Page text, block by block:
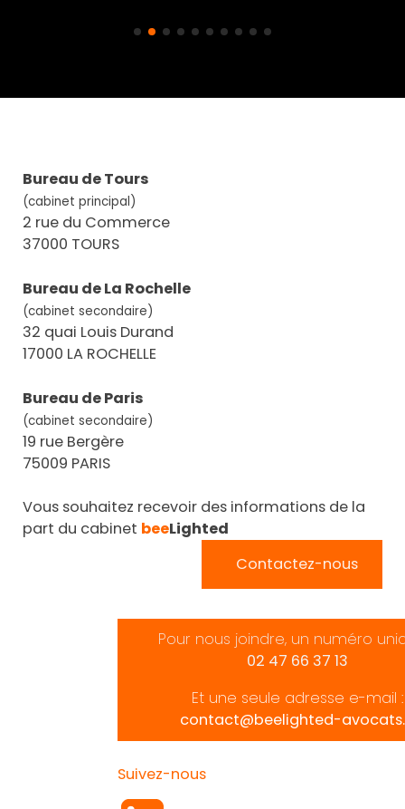
Bureau de Tours
(cabinet principal)
2 rue du Commerce
37000 TOURS
Bureau de La Rochelle
(cabinet secondaire)
32 quai Louis Durand
17000 LA ROCHELLE
Bureau de Paris
(cabinet secondaire)
19 rue Bergère
75009 PARIS
Vous souhaitez recevoir des informations de la
part du cabinet beeLighted
Contactez-nous
Pour nous joindre, un numéro
02 47 66 37 13
Et une seule adresse e-mail :
contact@beelighted-
Suivez-nous